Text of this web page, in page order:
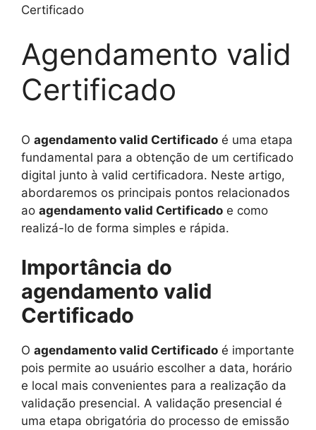
Certificado
Agendamento valid
Certificado
O agendamento valid Certificado é uma etapa
fundamental para a obtenção de um certificado
digital junto à valid certificadora. Neste artigo,
abordaremos os principais pontos relacionados
ao agendamento valid Certificado e como
realizá-lo de forma simples e rápida.
Importância do
agendamento valid
Certificado
O agendamento valid Certificado é importante
pois permite ao usuário escolher a data, horário
e local mais convenientes para a realização da
validação presencial. A validação presencial é
uma etapa obrigatória do processo de emissão